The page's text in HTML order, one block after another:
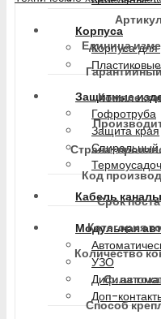
Корпуса
Корпуса для
Защитные
Гофротруба
Защита края
Кабель каналы
Модульная
УЗО
Диф.
Доп-
Артикул
Единица
Страна-
Код
Срок
Категория
Количество
Сила
Способ